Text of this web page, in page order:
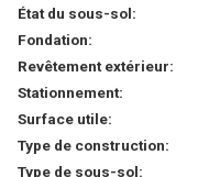
État du sous-sol:
Fondation:
Revêtement extérieur:
Stationnement:
Surface utile:
Type de construction:
Type de sous-sol: